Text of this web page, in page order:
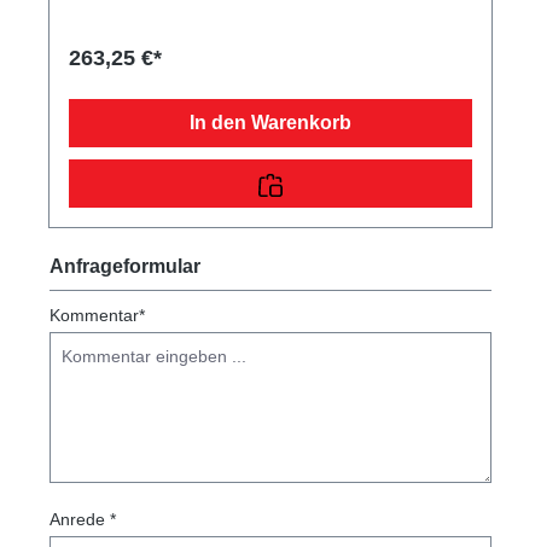
263,25 €*
In den Warenkorb
Anfrageformular
Kommentar*
Anrede *